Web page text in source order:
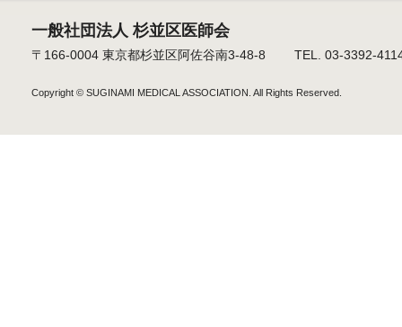
一般社団法人 杉並区医師会
〒166-0004 東京都杉並区阿佐谷南3-48-8 TEL. 03-3392-
Copyright © SUGINAMI MEDICAL ASSOCIATION. All Rights Reserved.